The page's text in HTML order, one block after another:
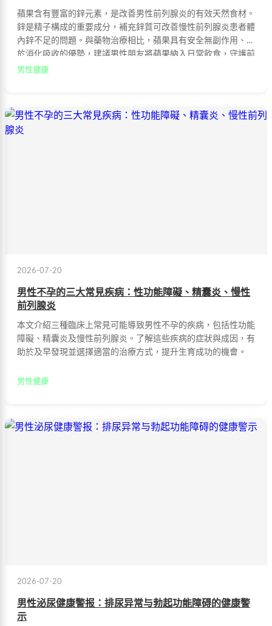
蘋果含有豐富的鋅元素，是改善男性前列腺炎的有效天然食材。
鋅是精子構成的重要成分，補充鋅質可改善慢性前列腺炎患者體
內鋅不足的問題。與藥物治療相比，蘋果具有安全無副作用、易
於消化吸收的優勢，建議男性朋友將蘋果納入日常飲食，守護前
列腺健康與性功能。
男性健康
2026-07-20
男性不孕的三大常見疾病：性功能障礙、精囊炎、慢性
前列腺炎
本文介紹三種臨床上常見可能導致男性不孕的疾病，包括性功能
障礙、精囊炎及慢性前列腺炎。了解這些疾病的症狀與成因，有
助於及早發現並選擇適當的治療方式，提升生育成功的機會。
男性健康
2026-07-20
男性泌尿健康警报：排尿异常与勃起功能障碍的健康警
示